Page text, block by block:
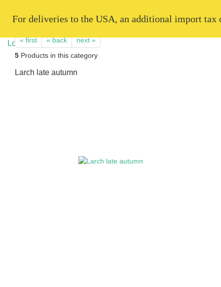
For deliveries to the USA, an additional import
« first « back
next »
5 Products in this category
Larch late autumn